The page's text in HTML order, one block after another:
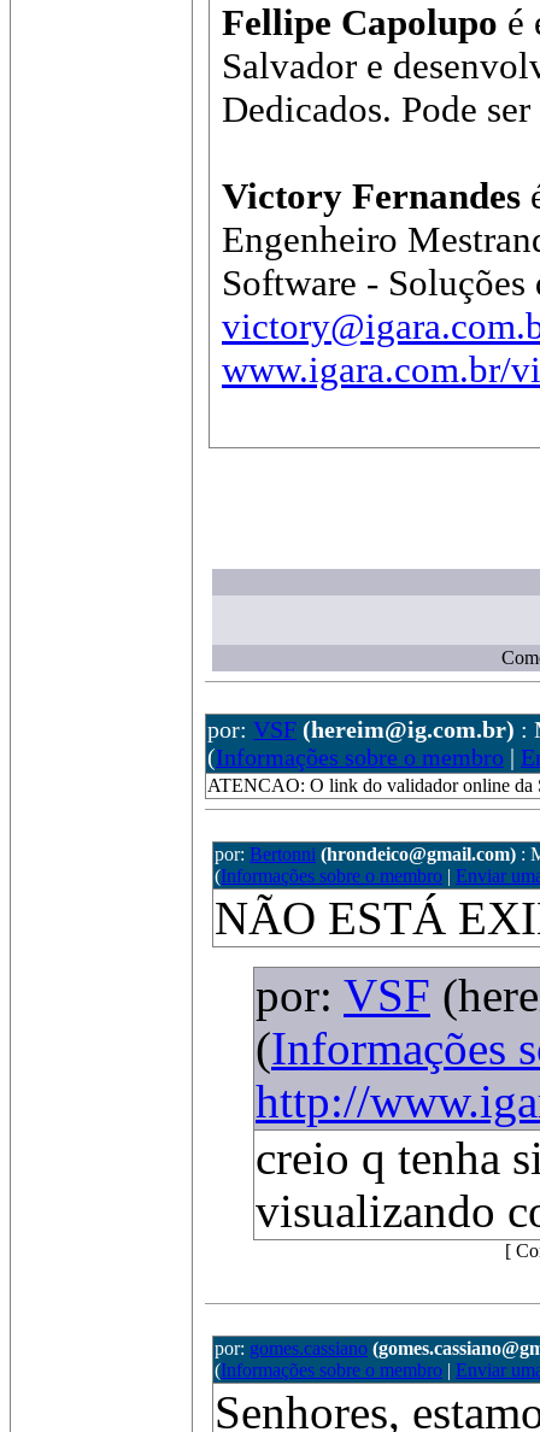
Fellipe Capolupo é
Salvador e
Dedicados. Pode
Victory Fernandes
Engenheiro
Software - Soluções
www.igara.com.br/
por: VSF (hereim@ig.com.br) :
(Informações sobre o membro |
ATENCAO: O link do validador online da
por: Bertonni (hrondeico@gmail.com) :
(Informações sobre o membro | Enviar
NÃO ESTÁ
por: VSF
(Informações
http://
creio q tenha
visualizando
[
por: gomes.cassiano
(Informações sobre o membro | Enviar
Senhores,